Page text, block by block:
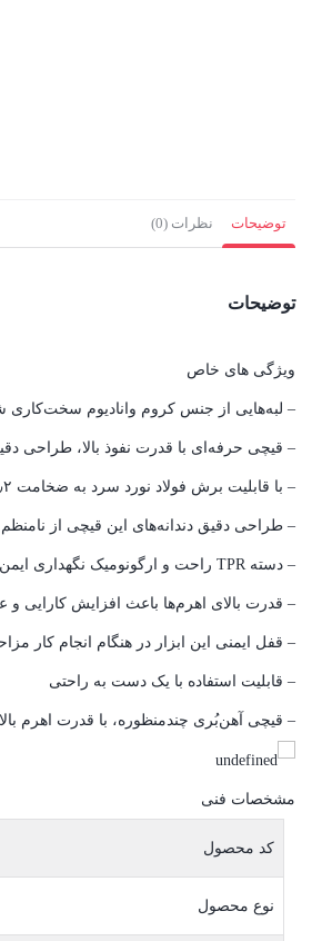
توضیحات نظرات (0)
توضیحات
ویژگی های خاص
– لبه‌هایی از جنس کروم وانادیوم سخت‌کاری
– قیچی حرفه‌ای با قدرت نفوذ بالا، طراحی
– با قابلیت برش فولاد نورد سرد به ضخامت ۱٫۲ میلی متر، و فولاد ضد زنگ به ضخامت ۰٫۷ میلی متر
– طراحی دقیق دندانه‌های این قیچی از
– دسته TPR راحت و ارگونومیک نگهداری ایمن و برش‌های دقیق را به ارمغان می‌آورد.
– قدرت بالای اهرم‌ها باعث افزایش کارایی
– قفل ایمنی این ابزار در هنگام انجام کار
– قابلیت استفاده با یک دست به راحتی
– قیچی آهن‌بُری چندمنظوره، با قدرت اهرم بالا
مشخصات فنی
کد محصول
نوع محصول